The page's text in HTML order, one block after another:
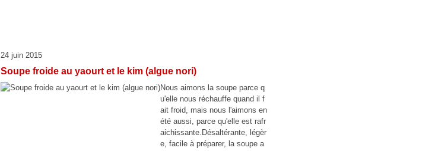
24 juin 2015
Soupe froide au yaourt et le kim (algue nori)
Nous aimons la soupe parce q
u'elle nous réchauffe quand il f
ait froid, mais nous l'aimons en
été aussi, parce qu'elle est rafr
aichissante.Désaltérante, légèr
e, facile à préparer, la soupe a